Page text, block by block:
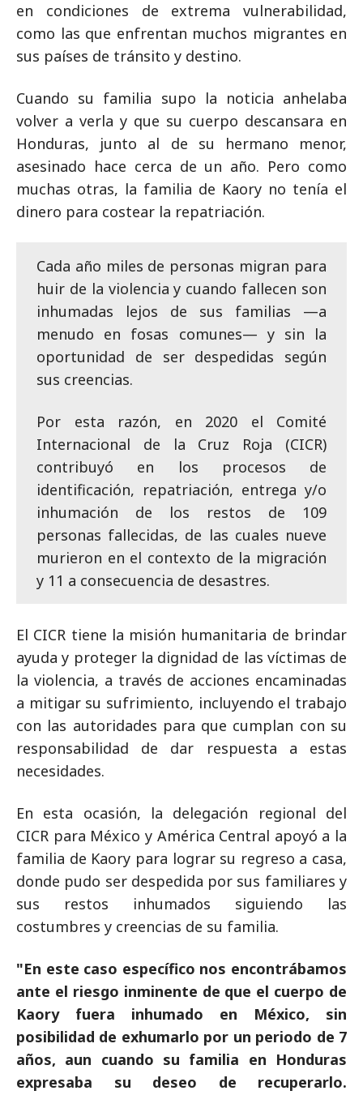
en condiciones de extrema vulnerabilidad,
como las que enfrentan muchos migrantes en
sus países de tránsito y destino.
Cuando su familia supo la noticia anhelaba
volver a verla y que su cuerpo descansara en
Honduras, junto al de su hermano menor,
asesinado hace cerca de un año. Pero como
muchas otras, la familia de Kaory no tenía el
dinero para costear la repatriación.
Cada año miles de personas migran para
huir de la violencia y cuando fallecen son
inhumadas lejos de sus familias —a
menudo en fosas comunes— y sin la
oportunidad de ser despedidas según
sus creencias.
Por esta razón, en 2020 el Comité
Internacional de la Cruz Roja (CICR)
contribuyó en los procesos de
identificación, repatriación, entrega y/o
inhumación de los restos de 109
personas fallecidas, de las cuales nueve
murieron en el contexto de la migración
y 11 a consecuencia de desastres.
El CICR tiene la misión humanitaria de brindar
ayuda y proteger la dignidad de las víctimas de
la violencia, a través de acciones encaminadas
a mitigar su sufrimiento, incluyendo el trabajo
con las autoridades para que cumplan con su
responsabilidad de dar respuesta a estas
necesidades.
En esta ocasión, la delegación regional del
CICR para México y América Central apoyó a la
familia de Kaory para lograr su regreso a casa,
donde pudo ser despedida por sus familiares y
sus restos inhumados siguiendo las
costumbres y creencias de su familia.
"En este caso específico nos encontrábamos
ante el riesgo inminente de que el cuerpo de
Kaory fuera inhumado en México, sin
posibilidad de exhumarlo por un periodo de 7
años, aun cuando su familia en Honduras
expresaba su deseo de recuperarlo.